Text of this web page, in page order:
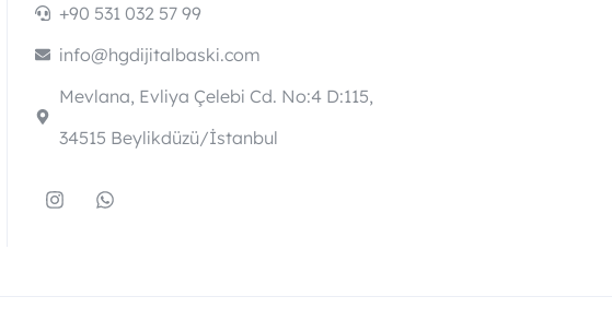
+90 531 032 57 99
info@hgdijitalbaski.com
Mevlana, Evliya Çelebi Cd. No:4 D:115,
34515 Beylikdüzü/İstanbul